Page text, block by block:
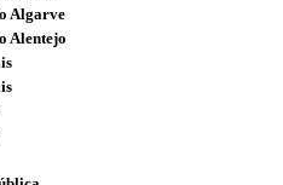
Algarve
Alentejo